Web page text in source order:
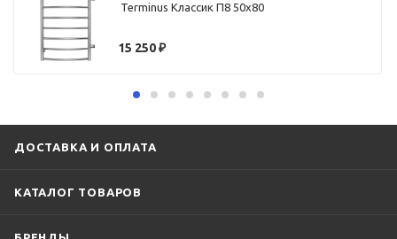
Terminus Классик П8 50х80
15 250₽
ДОСТАВКА И ОПЛАТА
КАТАЛОГ ТОВАРОВ